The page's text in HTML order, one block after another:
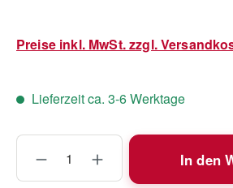
Preise inkl. MwSt. zzgl.
Lieferzeit ca. 3-6 Werktage
Produkt Anzahl: Gib den
In den